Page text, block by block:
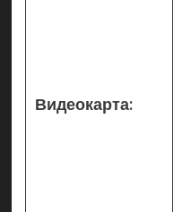
Видеокарта: